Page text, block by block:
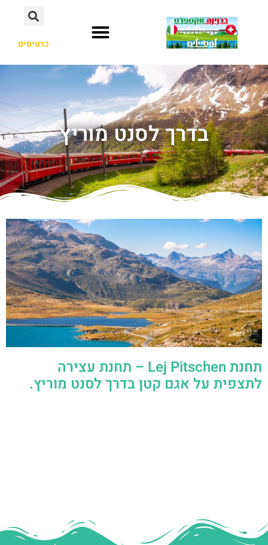
כרטיסים
בדרך לסנט מוריץ
תחנת Lej Pitschen – תחנת עצירה
לתצפית על אגם קטן בדרך לסנט מוריץ.